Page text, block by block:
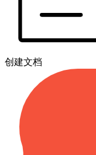
创建文档